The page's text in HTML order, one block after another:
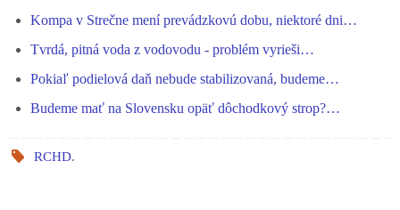
Kompa v Strečne mení prevádzkovú dobu, niektoré dni…
Tvrdá, pitná voda z vodovodu - problém vyrieši…
Pokiaľ podielová daň nebude stabilizovaná, budeme…
Budeme mať na Slovensku opäť dôchodkový strop?…
RCHD.